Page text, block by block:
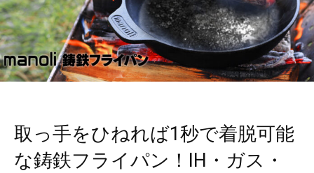
取っ手をひねれば1秒で着脱可能
な鋳鉄フライパン！IH・ガス・